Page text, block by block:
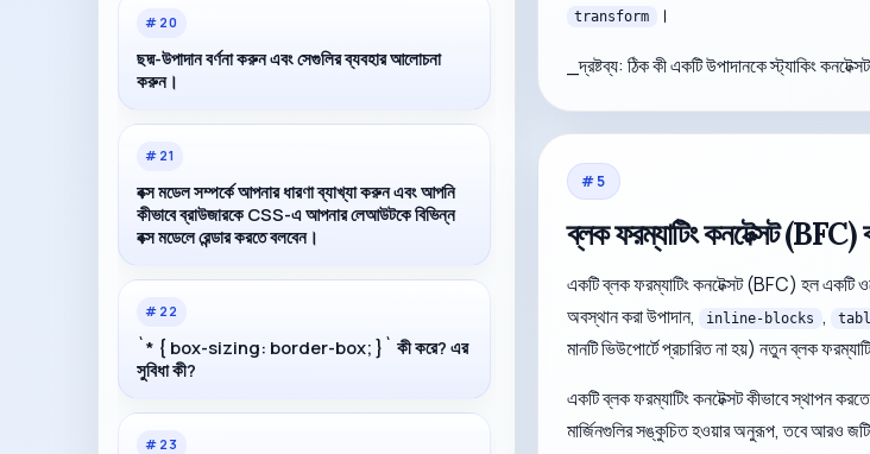
# 20
ছদ্ম-উপাদান বর্ণনা করুন এবং সেগুলির ব্যবহার আলোচনা
করুন।
# 21
বক্স মডেল সম্পর্কে আপনার ধারণা ব্যাখ্যা করুন এবং আপনি
কীভাবে ব্রাউজারকে CSS-এ আপনার লেআউটকে বিভিন্ন
বক্স মডেলে রেন্ডার করতে বলবেন।
# 22
`* { box-sizing: border-box; }` কী করে? এর
সুবিধা কী?
# 23
transform
।
_দ্রষ্টব্য: ঠিক কী একটি উপাদানকে স্ট্যাকিং
#5
ব্লক ফরম্যাটিং কনটেক্সট (BFC)
একটি ব্লক ফরম্যাটিং কনটেক্সট (BFC) হল একটি
অবস্থান করা উপাদান,
inline-blocks ,
মানটি ভিউপোর্টে প্রচারিত না হয়) নতুন ব্লক
একটি ব্লক ফরম্যাটিং কনটেক্সট কীভাবে স্থাপন
মার্জিনগুলির সঙ্কুচিত হওয়ার অনুরূপ, তবে আরও